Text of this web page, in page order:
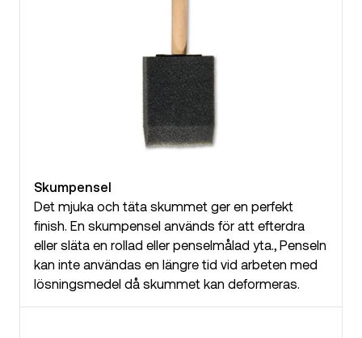
Skumpensel
Det mjuka och täta skummet ger en perfekt
finish. En skumpensel används för att efterdra
eller släta en rollad eller penselmålad yta., Penseln
kan inte användas en längre tid vid arbeten med
lösningsmedel då skummet kan deformeras.